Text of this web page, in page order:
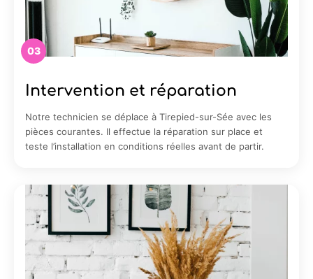
03
Intervention et réparation
Notre technicien se déplace à Tirepied-sur-Sée avec les
pièces courantes. Il effectue la réparation sur place et
teste l’installation en conditions réelles avant de partir.